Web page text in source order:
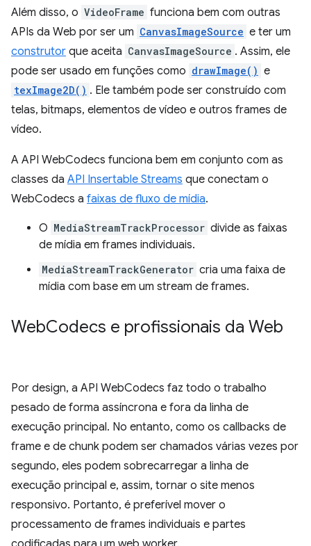
Além disso, o VideoFrame funciona bem com outras
APIs da Web por ser um CanvasImageSource e ter um
construtor que aceita CanvasImageSource . Assim, ele
pode ser usado em funções como drawImage() e
texImage2D() . Ele também pode ser construído com
telas, bitmaps, elementos de vídeo e outros frames de
vídeo.
A API WebCodecs funciona bem em conjunto com as
classes da API Insertable Streams que conectam o
WebCodecs a faixas de fluxo de mídia.
O MediaStreamTrackProcessor divide as faixas
de mídia em frames individuais.
MediaStreamTrackGenerator cria uma faixa de
mídia com base em um stream de frames.
WebCodecs e profissionais da Web
Por design, a API WebCodecs faz todo o trabalho
pesado de forma assíncrona e fora da linha de
execução principal. No entanto, como os callbacks de
frame e de chunk podem ser chamados várias vezes por
segundo, eles podem sobrecarregar a linha de
execução principal e, assim, tornar o site menos
responsivo. Portanto, é preferível mover o
processamento de frames individuais e partes